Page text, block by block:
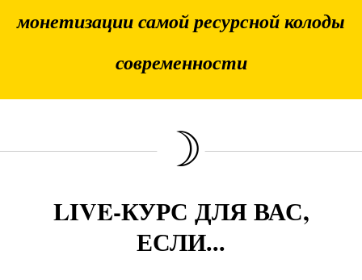
монетизации самой ресурсной колоды
современности
☽
LIVE-КУРС ДЛЯ ВАС,
ЕСЛИ...